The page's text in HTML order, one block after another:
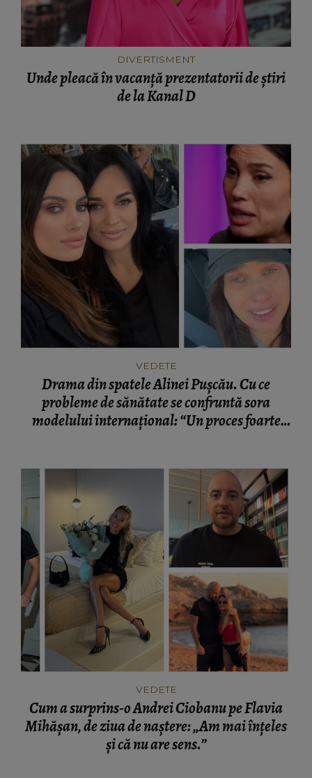
DIVERTISMENT
Unde pleacă în vacanță prezentatorii de știri
de la Kanal D
VEDETE
Drama din spatele Alinei Pușcău. Cu ce
probleme de sănătate se confruntă sora
modelului internațional: “Un proces foarte
VEDETE
Cum a surprins-o Andrei Ciobanu pe Flavia
Mihășan, de ziua de naștere: „Am mai înțeles
și că nu are sens.”